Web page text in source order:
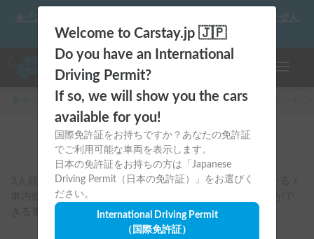
Welcome to Carstay.jp 🇯🇵
Do you have an International
Driving Permit?
If so, we will show you the cars
available for you!
国際免許証をお持ちですか？あなたの免許証
でご利用可能な車両を表示します。
日本の免許証をお持ちの方は「Japanese
Driving Permit（日本の免許証）」をお選びく
ださい。
International Driving Permit
（国際免許証）
☀️「大曲の花火」をキャンピングカーで最高の思い出にしません
か？
キャンピングカー・車中泊スポット予約はCarstay
#家族で楽しめる
3人就寝以上 / ベビーシート・ジュニアシートがついている /
車内飲食可　などお子さま連れのご家族でも安心して旅がで